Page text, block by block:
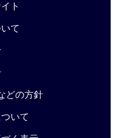
ト
て
どの方針
いて